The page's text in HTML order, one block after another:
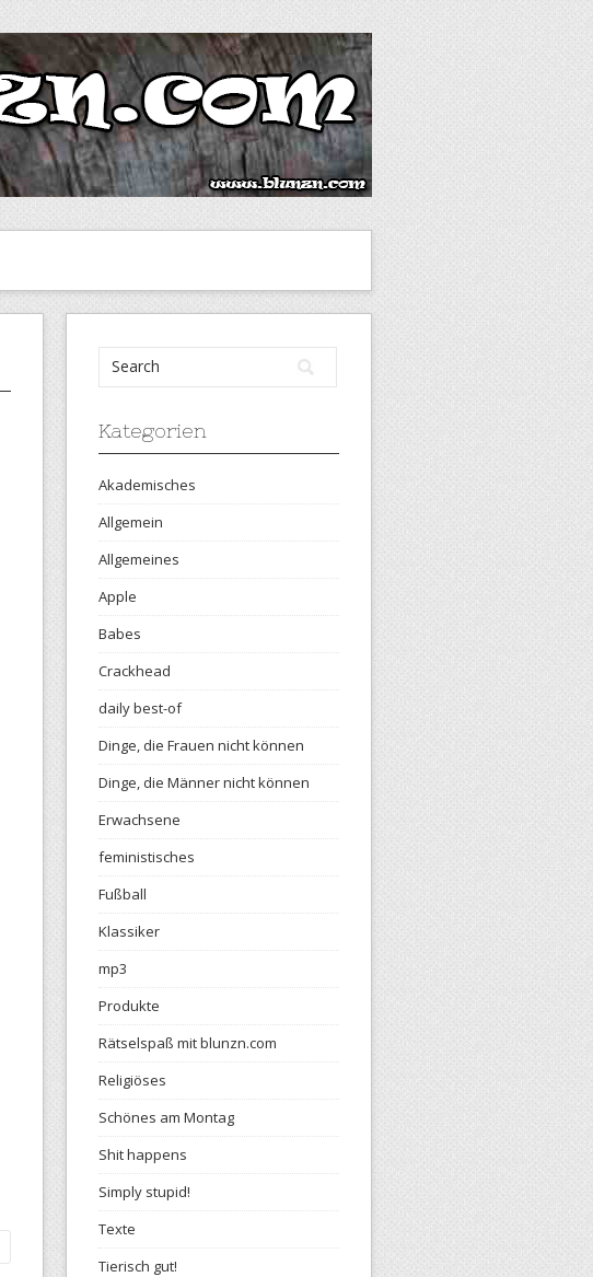
Kategorien
Akademisches
Allgemein
Allgemeines
Apple
Babes
Crackhead
daily best-of
Dinge, die Frauen nicht können
Dinge, die Männer nicht können
Erwachsene
feministisches
Fußball
Klassiker
mp3
Produkte
Rätselspaß mit blunzn.com
Religiöses
Schönes am Montag
Shit happens
Simply stupid!
Texte
Tierisch gut!